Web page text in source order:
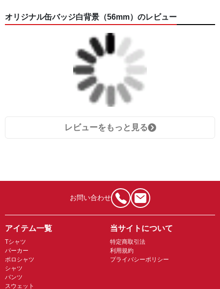
オリジナル缶バッジ白背景（56mm）のレビュー
レビューをもっと見る
お問い合わせ
アイテム一覧
Tシャツ
パーカー
ポロシャツ
シャツ
パンツ
スウェット
当サイトについて
特定商取引法
利用規約
プライバシーポリシー